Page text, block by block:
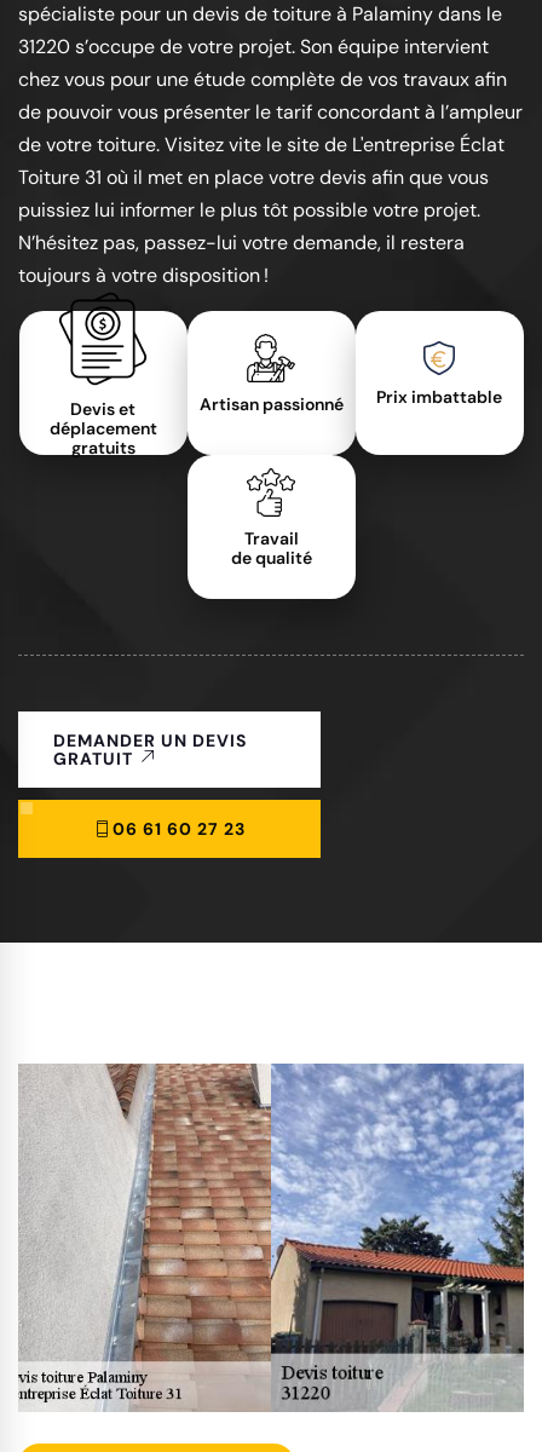
spécialiste pour un devis de toiture à Palaminy dans le
31220 s’occupe de votre projet. Son équipe intervient
chez vous pour une étude complète de vos travaux afin
de pouvoir vous présenter le tarif concordant à l’ampleur
de votre toiture. Visitez vite le site de L'entreprise Éclat
Toiture 31 où il met en place votre devis afin que vous
puissiez lui informer le plus tôt possible votre projet.
N’hésitez pas, passez-lui votre demande, il restera
toujours à votre disposition !
Devis et
déplacement
gratuits
Artisan passionné Prix imbattable
Travail
de qualité
DEMANDER UN DEVIS
GRATUIT
06 61 60 27 23